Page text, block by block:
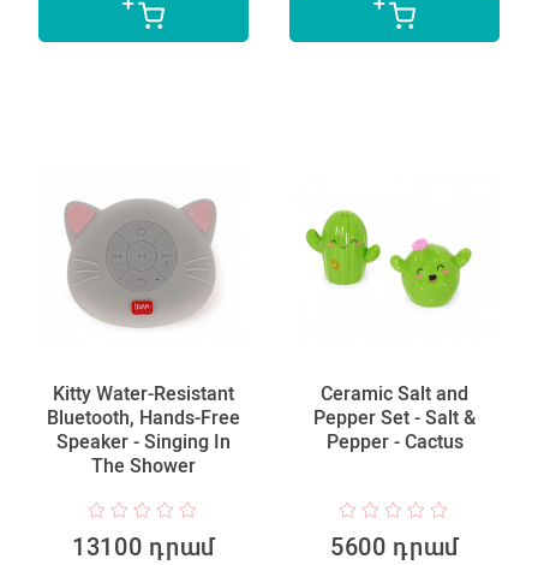
Kitty Water-Resistant
Bluetooth, Hands-Free
Speaker - Singing In
The Shower
13100 դրամ
Ceramic Salt and
Pepper Set - Salt &
Pepper - Cactus
5600 դրամ